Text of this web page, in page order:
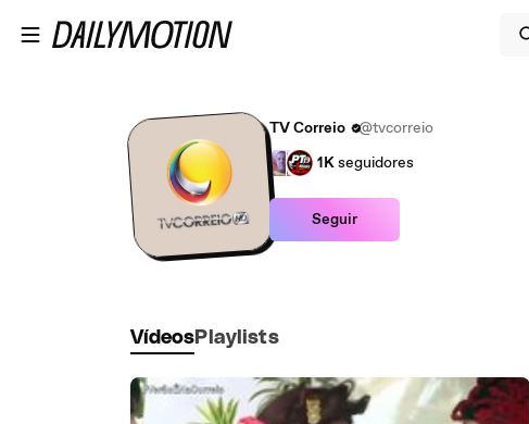
TV Correio
@tvcorreio
1Kseguidores
Seguir
Vídeos Playlists